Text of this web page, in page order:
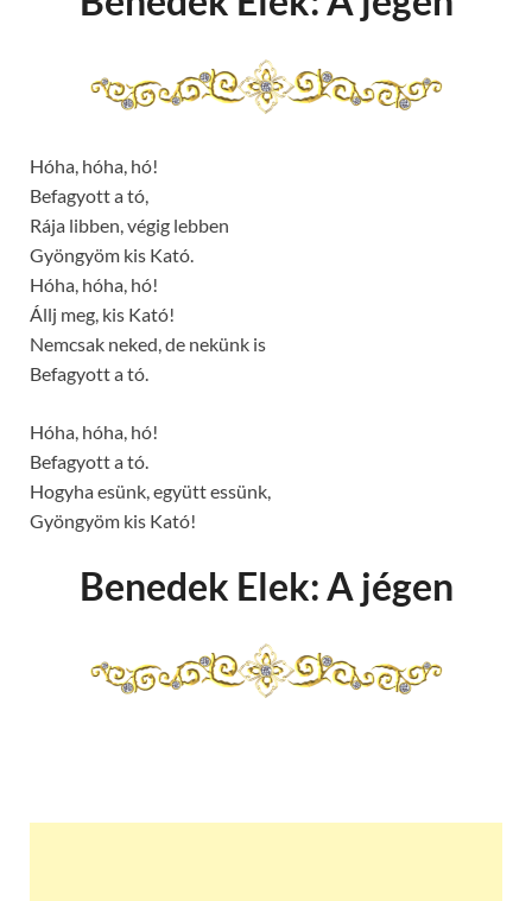
Hóha, hóha, hó!
Befagyott a tó,
Rája libben, végig lebben
Gyöngyöm kis Kató.
Hóha, hóha, hó!
Állj meg, kis Kató!
Nemcsak neked, de nekünk is
Befagyott a tó.
Hóha, hóha, hó!
Befagyott a tó.
Hogyha esünk, együtt essünk,
Gyöngyöm kis Kató!
Benedek Elek: A jégen